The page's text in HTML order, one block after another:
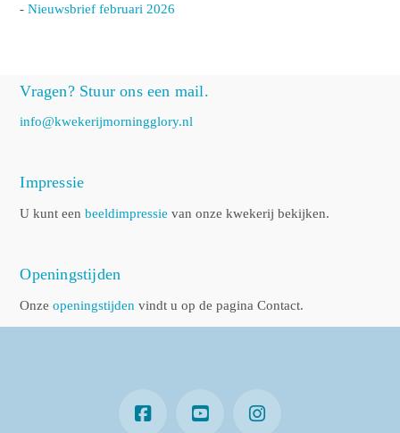
-Nieuwsbrief februari 2026
Vragen? Stuur ons een mail.
info@kwekerijmorningglory.nl
Impressie
U kunt eenbeeldimpressie van onze kwekerij bekijken.
Openingstijden
Onzeopeningstijden vindt u op de pagina Contact.